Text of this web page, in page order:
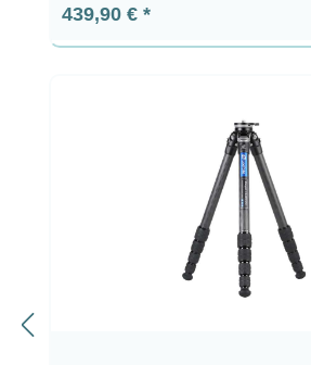
Precio normal:
439,90 €